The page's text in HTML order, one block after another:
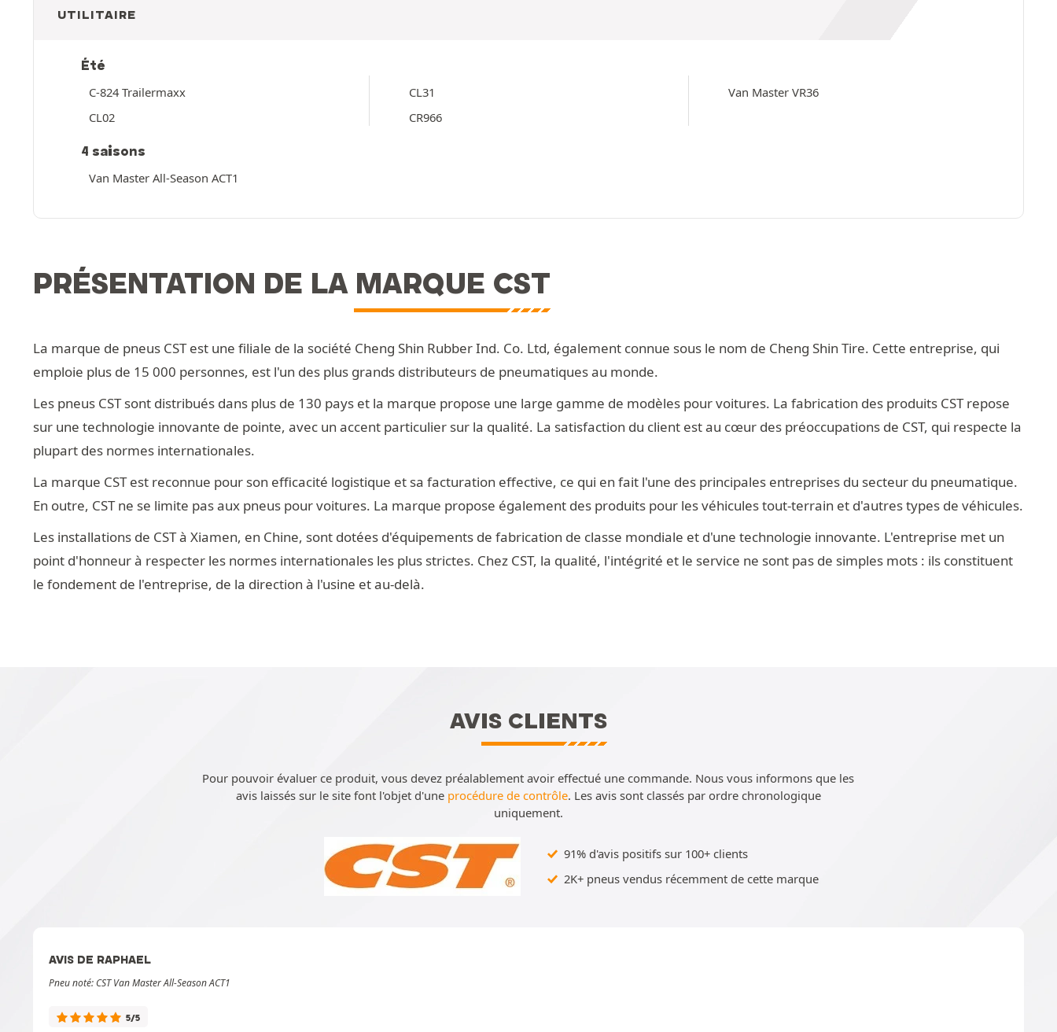
UTILITAIRE
Été
C-824 Trailermaxx
CL02
CL31
CR966
Van Master VR36
4 saisons
Van Master All-Season ACT1
PRÉSENTATION DE LA MARQUE CST
La marque de pneus CST est une filiale de la société Cheng Shin Rubber Ind. Co. Ltd, également connue sous le nom de Cheng Shin Tire. Cette entreprise, qui
emploie plus de 15 000 personnes, est l'un des plus grands distributeurs de pneumatiques au monde.
Les pneus CST sont distribués dans plus de 130 pays et la marque propose une large gamme de modèles pour voitures. La fabrication des produits CST repose
sur une technologie innovante de pointe, avec un accent particulier sur la qualité. La satisfaction du client est au cœur des préoccupations de CST, qui respecte la
plupart des normes internationales.
La marque CST est reconnue pour son efficacité logistique et sa facturation effective, ce qui en fait l'une des principales entreprises du secteur du pneumatique.
En outre, CST ne se limite pas aux pneus pour voitures. La marque propose également des produits pour les véhicules tout-terrain et d'autres types de véhicules.
Les installations de CST à Xiamen, en Chine, sont dotées d'équipements de fabrication de classe mondiale et d'une technologie innovante. L'entreprise met un
point d'honneur à respecter les normes internationales les plus strictes. Chez CST, la qualité, l'intégrité et le service ne sont pas de simples mots : ils constituent
le fondement de l'entreprise, de la direction à l'usine et au-delà.
AVIS CLIENTS
Pour pouvoir évaluer ce produit, vous devez préalablement avoir effectué une commande. Nous vous informons que les
avis laissés sur le site font l'objet d'une procédure de contrôle. Les avis sont classés par ordre chronologique
uniquement.
91% d'avis positifs sur 100+ clients
2K+ pneus vendus récemment de cette marque
AVIS DE RAPHAEL
Pneu noté: CST Van Master All-Season ACT1
5/5